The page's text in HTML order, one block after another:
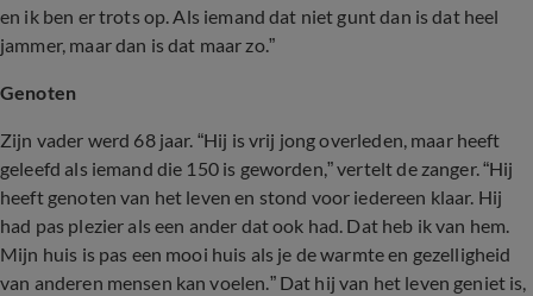
en ik ben er trots op. Als iemand dat niet gunt dan is dat heel
jammer, maar dan is dat maar zo.”
Genoten
Zijn vader werd 68 jaar. “Hij is vrij jong overleden, maar heeft
geleefd als iemand die 150 is geworden,” vertelt de zanger. “Hij
heeft genoten van het leven en stond voor iedereen klaar. Hij
had pas plezier als een ander dat ook had. Dat heb ik van hem.
Mijn huis is pas een mooi huis als je de warmte en gezelligheid
van anderen mensen kan voelen.” Dat hij van het leven geniet is,